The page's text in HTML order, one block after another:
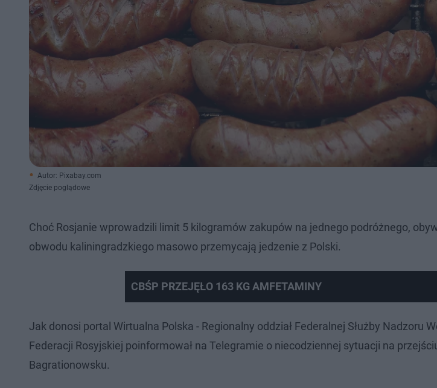
Autor: Pixabay.com
Zdjęcie poglądowe
Choć Rosjanie wprowadzili limit 5 kilogramów zakupów na jednego podróżnego,
obwodu kaliningradzkiego masowo przemycają jedzenie z Polski.
CBŚP PRZEJĘŁO 163 KG AMFETAMINY
Jak donosi portal Wirtualna Polska - Regionalny oddział Federalnej Służby Nadzoru
Federacji Rosyjskiej poinformował na Telegramie o niecodziennej sytuacji na
Bagrationowsku.